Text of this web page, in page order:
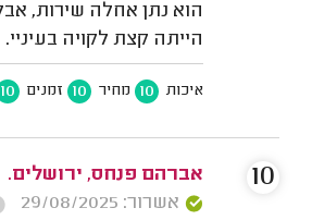
הוא נתן אחלה שירות,
הייתה קצת לקויה בעיניי.
איכות 10 מחיר 10 זמנים 10
אברהם פנחס, ירושלים.
אשרור: 29/08/2025
10